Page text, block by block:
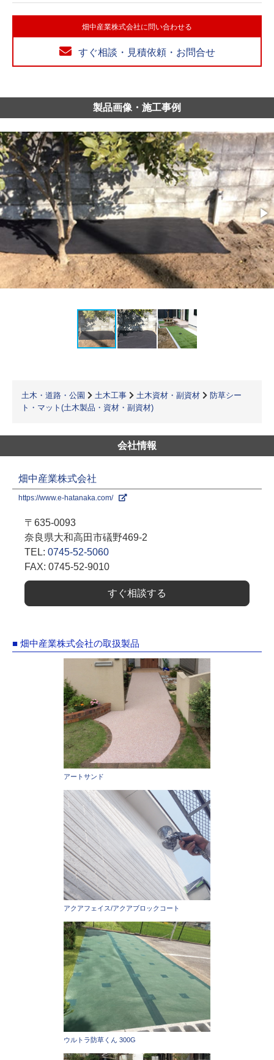
畑中産業株式会社に問い合わせる
すぐ相談・見積依頼・お問合せ
製品画像・施工事例
土木・道路・公園 土木工事 土木資材・副資材
防草シー
ト・マット(土木製品・資材・副資材)
会社情報
畑中産業株式会社
https://www.e-hatanaka.com/
〒635-0093
奈良県大和高田市礒野469-2
TEL: 0745-52-5060
FAX: 0745-52-9010
すぐ相談する
■ 畑中産業株式会社の取扱製品
アートサンド
アクアフェイス/アクアブロックコート
ウルトラ防草くん 300G